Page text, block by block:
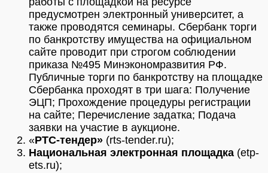
предусмотрен электронный университет, а
также проводятся семинары. Сбербанк торги
по банкротству имущества на официальном
сайте проводит при строгом соблюдении
приказа №495 Минэкономразвития РФ.
Публичные торги по банкротству на площадке
Сбербанка проходят в три шага: Получение
ЭЦП; Прохождение процедуры регистрации
на сайте; Перечисление задатка; Подача
заявки на участие в аукционе.
«РТС-тендер» (rts-tender.ru);
Национальная электронная площадка (etp-
ets.ru);